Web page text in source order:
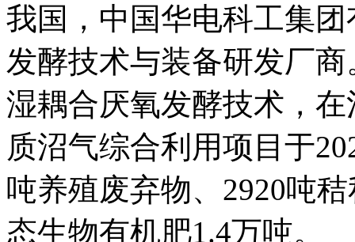
我国，中国华电科工集
发酵技术与装备研发厂
湿耦合厌氧发酵技术，
质沼气综合利用项目于
吨养殖废弃物、2920吨
态生物有机肥1.4万吨。